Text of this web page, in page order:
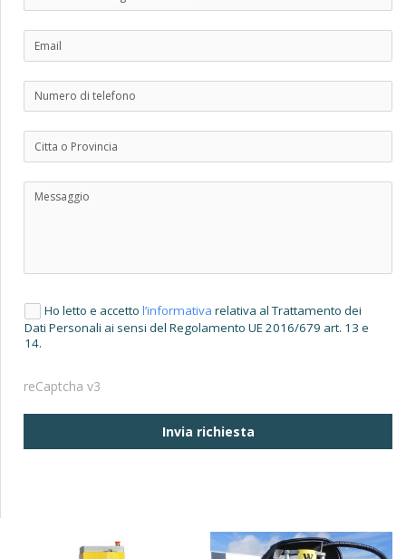
Ho letto e accettol’informativa relativa al Trattamento dei
Dati Personali ai sensi del Regolamento UE 2016/679 art. 13 e
14.
reCaptcha v3
Invia richiesta